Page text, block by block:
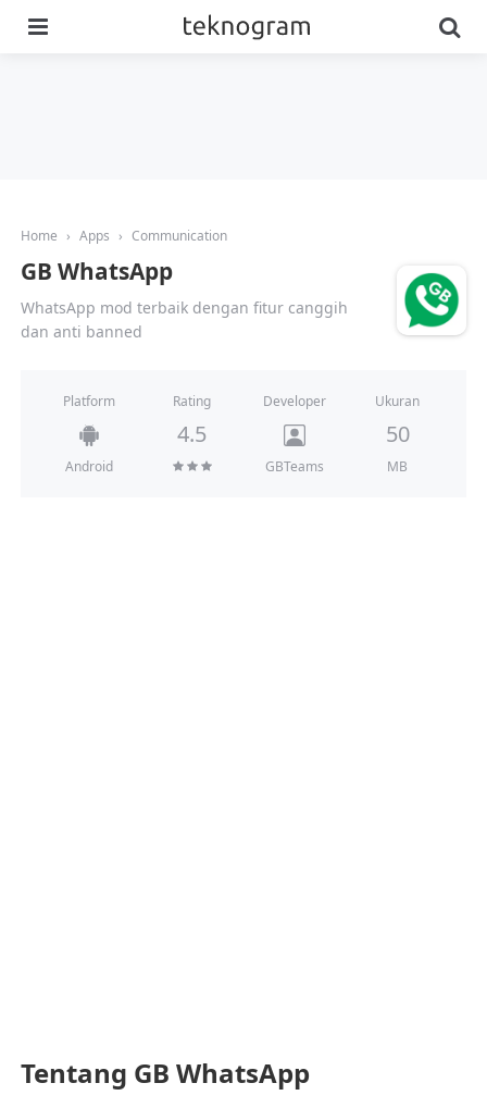
Home › Apps › Communication
GB WhatsApp
WhatsApp mod terbaik dengan fitur canggih
dan anti banned
Platform
Android
Rating
4.5
Developer
GBTeams
Ukuran
50
MB
Tentang GB WhatsApp